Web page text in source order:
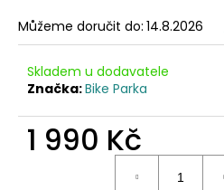
Můžeme doručit do: 14.8.2026
Skladem u dodavatele
Značka:Bike Parka
1 990 Kč
D
o
p
o
u